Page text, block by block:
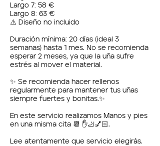
Largo 7: 58 €
Largo 8: 63 €
⚠️ Diseño no incluido
Duración mínima: 20 días (ideal 3
semanas) hasta 1 mes. No se recomienda
esperar 2 meses, ya que la uña sufre
estrés al mover el material.
✨ Se recomienda hacer rellenos
regularmente para mantener tus uñas
siempre fuertes y bonitas.✨
En este servicio realizamos Manos y pies
en una misma cita 📆 ✋🦶💅🏻.
Lee atentamente que servicio elegirás.